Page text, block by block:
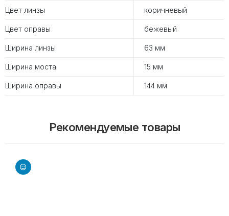
Цвет линзы коричневый
Цвет оправы бежевый
Ширина линзы 63 мм
Ширина моста 15 мм
Ширина оправы 144 мм
Рекомендуемые товары